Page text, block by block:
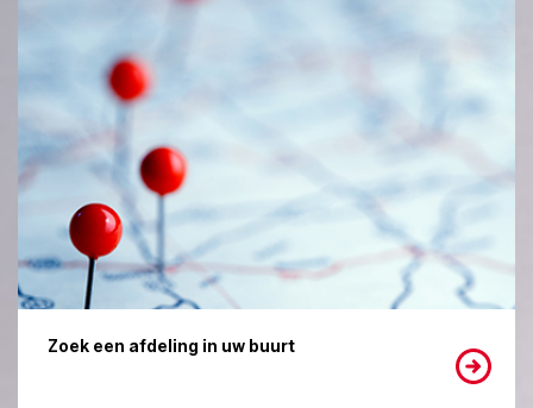
Zoek een afdeling in uw buurt